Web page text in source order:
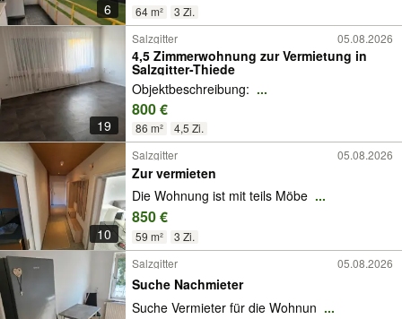
6 64 m² 3 Zi.
19
Salzgitter 05.08.2026
4,5 Zimmerwohnung zur Vermietung in
Salzgitter-Thiede
Objektbeschreibung: ...
800 €
86 m² 4,5 Zi.
10
Salzgitter 05.08.2026
Zur vermieten
Die Wohnung ist mit teils Möbe ...
850 €
59 m² 3 Zi.
Salzgitter 05.08.2026
Suche Nachmieter
Suche Vermieter für die Wohnun ...